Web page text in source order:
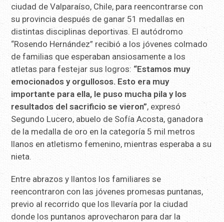
ciudad de Valparaíso, Chile, para reencontrarse con
su provincia después de ganar 51 medallas en
distintas disciplinas deportivas. El autódromo
“Rosendo Hernández” recibió a los jóvenes colmado
de familias que esperaban ansiosamente a los
atletas para festejar sus logros: “Estamos muy
emocionados y orgullosos. Esto era muy
importante para ella, le puso mucha pila y los
resultados del sacrificio se vieron”, expresó
Segundo Lucero, abuelo de Sofía Acosta, ganadora
de la medalla de oro en la categoría 5 mil metros
llanos en atletismo femenino, mientras esperaba a su
nieta.
Entre abrazos y llantos los familiares se
reencontraron con las jóvenes promesas puntanas,
previo al recorrido que los llevaría por la ciudad
donde los puntanos aprovecharon para dar la